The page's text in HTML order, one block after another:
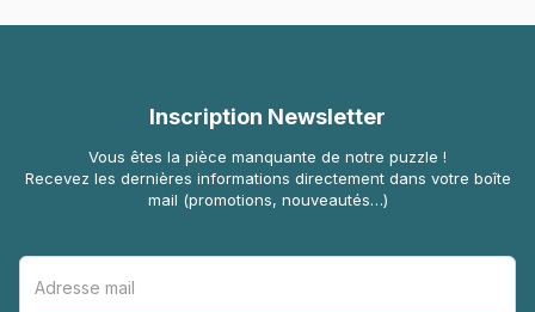
Inscription Newsletter
Vous êtes la pièce manquante de notre puzzle !
Recevez les dernières informations directement dans votre boîte
mail (promotions, nouveautés…)